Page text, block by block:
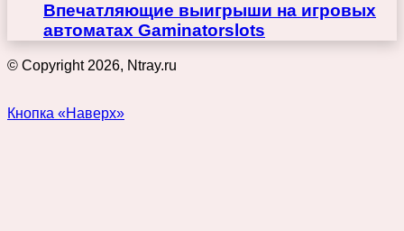
Впечатляющие выигрыши на игровых
автоматах Gaminatorslots
© Copyright 2026, Ntray.ru
Кнопка «Наверх»